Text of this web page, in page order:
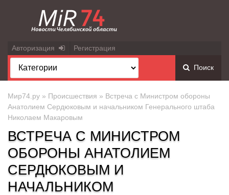
Авторизация Регистрация
Поиск
Мир74.ру » Происшествия » Встреча с Министром обороны
Анатолием Сердюковым и начальником Генерального штаба
Николаем Макаровым
ВСТРЕЧА С МИНИСТРОМ
ОБОРОНЫ АНАТОЛИЕМ
СЕРДЮКОВЫМ И
НАЧАЛЬНИКОМ